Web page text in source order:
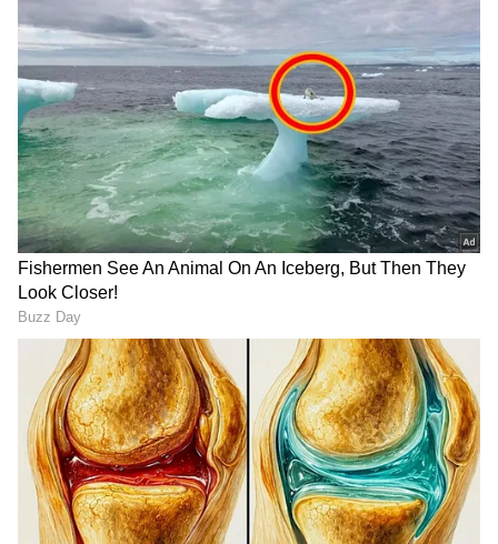
ಕಾರ್ಯಕ್ರಮವಾಗಿದೆ. ಉನ್ನತ ಸಾಮರ್ಥ್ಯ ಹೊಂದಿರುವ
ಎಂಜಿನಿಯರ್‌ಗಳನ್ನು ಆಯ್ಕೆ ಮಾಡಿ, ಅವರನ್ನು ಆಧುನಿಕ ಎಐ
ಪರಿಕರಗಳ ಮೂಲಕ ತರಬೇತುಗೊಳಿಸಲಾಗುತ್ತದೆ.
ಈ ಏಸ್ ಟೀಮ್ ಸದಸ್ಯರು ಕೇವಲ ಬೆಂಚ್‌ನಲ್ಲಿ
ಕೂರುವುದಿಲ್ಲ; ಬದಲಾಗಿ ಅವರು ನೇರವಾಗಿ ಗ್ರಾಹಕರ ನೈಜ
ಸಮಸ್ಯೆಗಳನ್ನು ಬಗೆಹರಿಸುವ ಅತ್ಯಂತ ಪ್ರಮುಖ
ಪ್ರಾಜೆಕ್ಟ್‌ಗಳಲ್ಲಿ ಕೆಲಸ ಮಾಡಲಿದ್ದಾರೆ. ಇದು ಕಾಗ್ನಿಜೆಂಟ್‌ನ
ಉತ್ಪಾದಕತೆಯನ್ನು ಹೆಚ್ಚಿಸುವ ಜೊತೆಗೆ, ಭವಿಷ್ಯದ ದೊಡ್ಡ
ತಂತ್ರಜ್ಞಾನ ಯೋಜನೆಗಳನ್ನು ತ್ವರಿತವಾಗಿ ಮಾರುಕಟ್ಟೆಗೆ ತರಲು
ಸಹಾಯ ಮಾಡಲಿದೆ.
ಈ ಹೊಸ ಹೆಜ್ಜೆಯ ಕುರಿತು ಮಾತನಾಡಿರುವ ಕಾಗ್ನಿಜೆಂಟ್
ಇಂಡಿಯಾದ ಅಧ್ಯಕ್ಷ ಮತ್ತು ವ್ಯವಸ್ಥಾಪಕ ನಿರ್ದೇಶಕ (ಸಿಎಂಡಿ)
ರಾಜೇಶ್ ವಾರಿಯರ್, "ಉದ್ಯಮಗಳು ಈಗ ಎಐ
ಪ್ರಯೋಗಗಳಿಂದಾಚೆ ಬಂದು ನೈಜ ಜಗತ್ತಿನಲ್ಲಿ ಎಐ
ಅಳವಡಿಸಿಕೊಳ್ಳಲು ಮುಂದಾಗಿವೆ. ಈ ಬೇಡಿಕೆಯನ್ನು